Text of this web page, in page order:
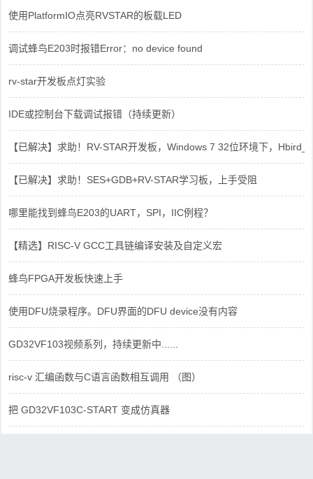
使用PlatformIO点亮RVSTAR的板载LED
调试蜂鸟E203时报错Error：no device found
rv-star开发板点灯实验
IDE或控制台下载调试报错（持续更新）
【已解决】求助！RV-STAR开发板，Windows 7 32位环境下，
【已解决】求助！SES+GDB+RV-STAR学习板，上手受阻
哪里能找到蜂鸟E203的UART，SPI，IIC例程？
【精选】RISC-V GCC工具链编译安装及自定义宏
蜂鸟FPGA开发板快速上手
使用DFU烧录程序。DFU界面的DFU device没有内容
GD32VF103视频系列，持续更新中......
risc-v 汇编函数与C语言函数相互调用 （图）
把 GD32VF103C-START 变成仿真器